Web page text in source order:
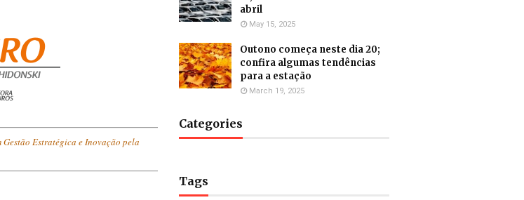
Estratégica e Inovação pela
abril
May 15, 2025
Outono começa neste dia 20;
confira algumas tendências
para a estação
March 19, 2025
Categories
Tags